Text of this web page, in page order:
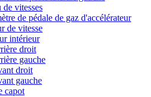
de vitesses
de pédale de gaz d'accélérateur
de vitesse
intérieur
droit
gauche
droit
gauche
capot